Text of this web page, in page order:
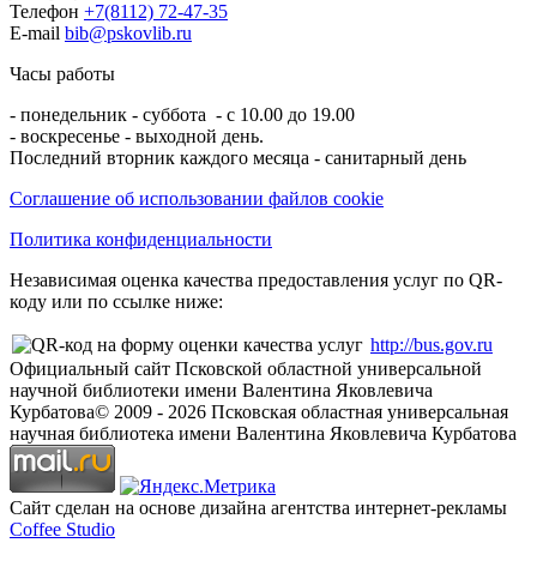
Телефон +7(8112) 72-47-35
E-mail bib@pskovlib.ru
Часы работы
- понедельник - суббота - с 10.00 до 19.00
- воскресенье - выходной день.
Последний вторник каждого месяца - санитарный день
Соглашение об использовании файлов cookie
Политика конфиденциальности
Независимая оценка качества предоставления услуг по QR-
коду или по ссылке ниже:
http://bus.gov.ru
Официальный сайт Псковской областной универсальной
научной библиотеки имени Валентина Яковлевича
Курбатова© 2009 - 2026 Псковская областная универсальная
научная библиотека имени Валентина Яковлевича Курбатова
Сайт сделан на основе дизайна агентства интернет-рекламы
Coffee Studio